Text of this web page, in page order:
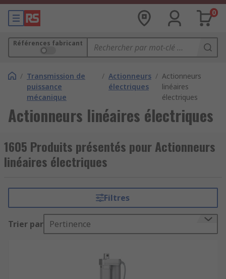
0
Références fabricant
/ Transmission de
puissance
mécanique
/ Actionneurs
électriques
/ Actionneurs
linéaires
électriques
Actionneurs linéaires électriques
1605 Produits présentés pour Actionneurs
linéaires électriques
Filtres
Trier par Pertinence